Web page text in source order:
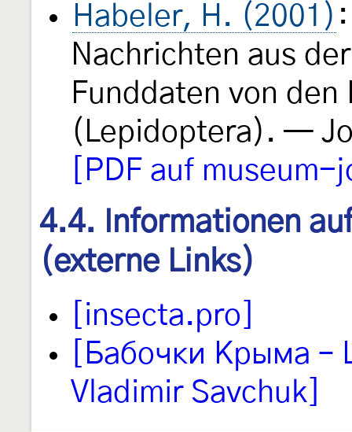
Habeler, H. (2001)
Nachrichten aus
Funddaten von den
(Lepidoptera). —
[PDF auf
4.4. Informationen
(externe Links)
[insecta.pro]
[Бабочки Крыма –
Vladimir Savchuk]